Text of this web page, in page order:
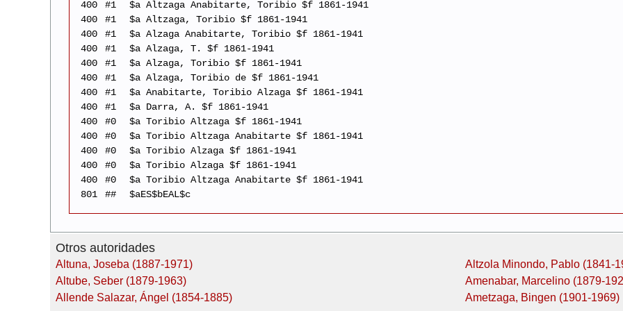
400
#1
$a Altzaga Anabitarte, Toribio $f 1861-1941
400
#1
$a Altzaga, Toribio $f 1861-1941
400
#1
$a Alzaga Anabitarte, Toribio $f 1861-1941
400
#1
$a Alzaga, T. $f 1861-1941
400
#1
$a Alzaga, Toribio $f 1861-1941
400
#1
$a Alzaga, Toribio de $f 1861-1941
400
#1
$a Anabitarte, Toribio Alzaga $f 1861-1941
400
#1
$a Darra, A. $f 1861-1941
400
#0
$a Toribio Altzaga $f 1861-1941
400
#0
$a Toribio Altzaga Anabitarte $f 1861-1941
400
#0
$a Toribio Alzaga $f 1861-1941
400
#0
$a Toribio Alzaga $f 1861-1941
400
#0
$a Toribio Altzaga Anabitarte $f 1861-1941
801
## $aES$bEAL$c
Otros autoridades
Altuna, Joseba (1887-1971)
Altube, Seber (1879-1963)
Allende Salazar, Ángel (1854-1885)
Altzola Minondo, Pablo (1841-
Amenabar, Marcelino (1879-
Ametzaga, Bingen (1901-1969)